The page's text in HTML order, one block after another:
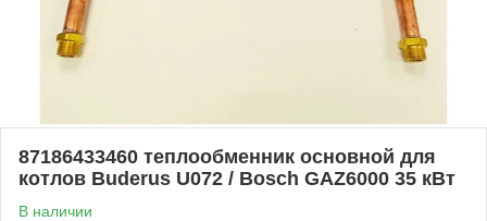
87186433460 теплообменник основной для
котлов Buderus U072 / Bosch GAZ6000 35 кВт
В наличии